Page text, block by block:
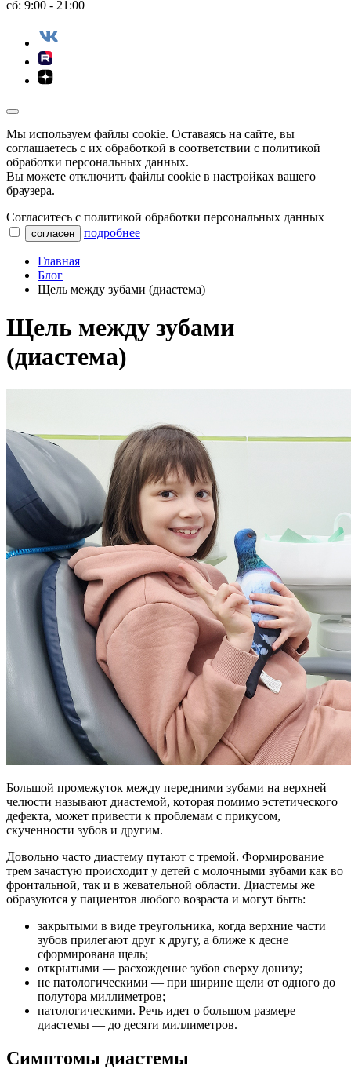
сб: 9:00 - 21:00
Мы используем файлы сookie. Оставаясь на сайте, вы
соглашаетесь с их обработкой в соответствии с политикой
обработки персональных данных.
Вы можете отключить файлы cookie в настройках вашего
браузера.
Согласитесь с политикой обработки персональных данных
согласен подробнее
Главная
Блог
Щель между зубами (диастема)
Щель между зубами
(диастема)
Большой промежуток между передними зубами на верхней
челюсти называют диастемой, которая помимо эстетического
дефекта, может привести к проблемам с прикусом,
скученности зубов и другим.
Довольно часто диастему путают с тремой. Формирование
трем зачастую происходит у детей с молочными зубами как во
фронтальной, так и в жевательной области. Диастемы же
образуются у пациентов любого возраста и могут быть:
закрытыми в виде треугольника, когда верхние части
зубов прилегают друг к другу, а ближе к десне
сформирована щель;
открытыми — расхождение зубов сверху донизу;
не патологическими — при ширине щели от одного до
полутора миллиметров;
патологическими. Речь идет о большом размере
диастемы — до десяти миллиметров.
Симптомы диастемы